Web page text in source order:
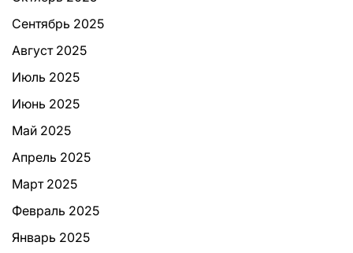
Сентябрь 2025
Август 2025
Июль 2025
Июнь 2025
Май 2025
Апрель 2025
Март 2025
Февраль 2025
Январь 2025